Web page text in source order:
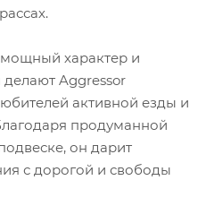
характер и
делают Aggressor
активной езды и
продуманной
он дарит
с дорогой и свободы